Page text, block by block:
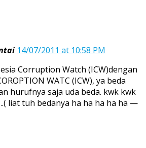
14/07/2011 at 10:58 PM
Corruption Watch (ICW)dengan
WATC (ICW), ya beda
hurufnya saja uda beda. kwk kwk
liat tuh bedanya ha ha ha ha ha —